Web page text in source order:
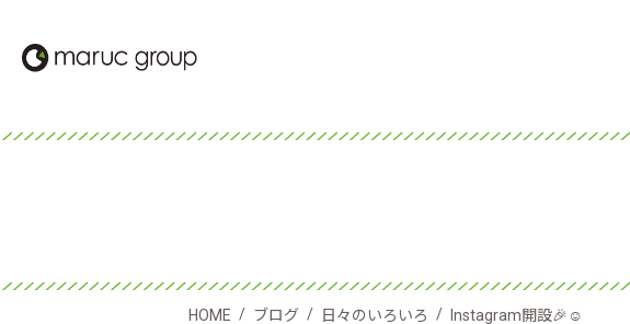
HOME / ブログ / 日々のいろいろ / Instagram開設🎉☺